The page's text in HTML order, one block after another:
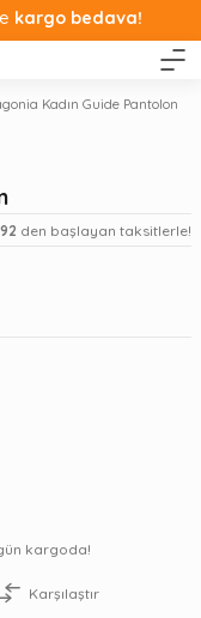
kargo bedava!
Kadın Guide Pantolon
den başlayan taksitlerle!
kargoda!
Karşılaştır